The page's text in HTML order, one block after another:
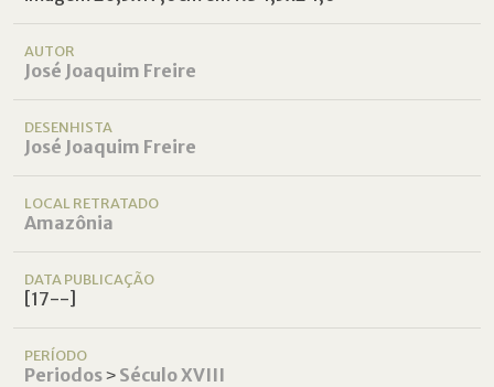
AUTOR
José Joaquim Freire
DESENHISTA
José Joaquim Freire
LOCAL RETRATADO
Amazônia
DATA PUBLICAÇÃO
[17--]
PERÍODO
Periodos˃ Século XVIII